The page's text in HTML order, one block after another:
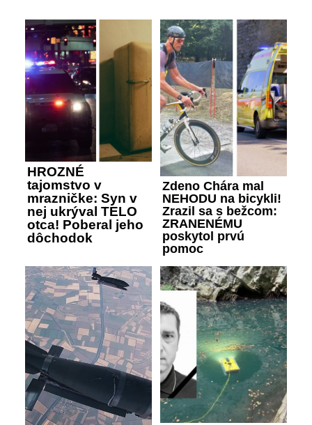
HROZNÉ
tajomstvo v
mrazničke: Syn v
nej ukrýval TELO
otca! Poberal jeho
dôchodok
Zdeno Chára mal
NEHODU na bicykli!
Zrazil sa s bežcom:
ZRANENÉMU
poskytol prvú
pomoc